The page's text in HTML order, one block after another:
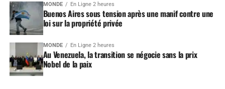
MONDE En Ligne 2 heures
Buenos Aires sous tension après une manif contre une
loi sur la propriété privée
MONDE En Ligne 2 heures
Au Venezuela, la transition se négocie sans la prix
Nobel de la paix